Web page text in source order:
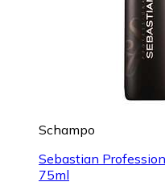
Schampo
Sebastian
75ml